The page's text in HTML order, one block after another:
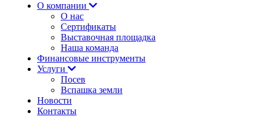
О компании
О нас
Сертификаты
Выставочная площадка
Наша команда
Финансовые инструменты
Услуги
Посев
Вспашка земли
Новости
Контакты